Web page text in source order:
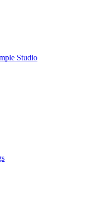
Studio